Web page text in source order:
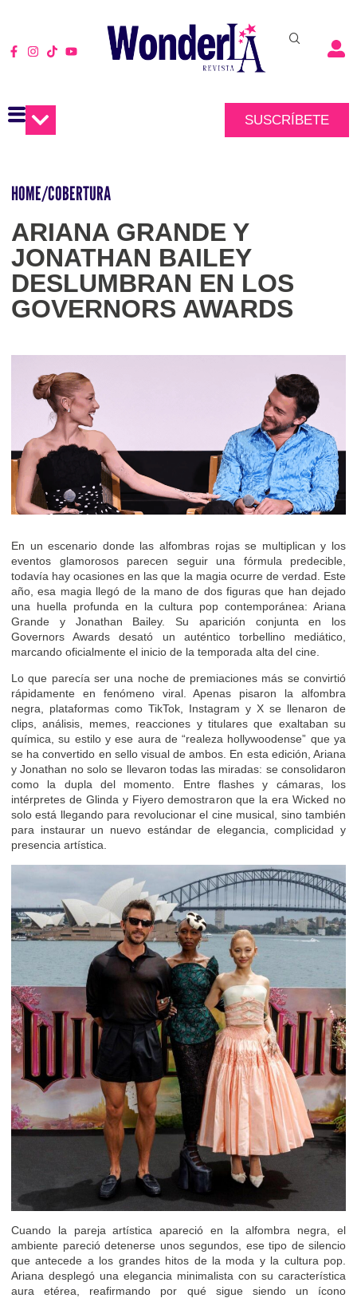
SUSCRÍBETE
HOME/COBERTURA
ARIANA GRANDE Y
JONATHAN BAILEY
DESLUMBRAN EN LOS
GOVERNORS AWARDS
En un escenario donde las alfombras rojas se multiplican y los
eventos glamorosos parecen seguir una fórmula predecible,
todavía hay ocasiones en las que la magia ocurre de verdad. Este
año, esa magia llegó de la mano de dos figuras que han dejado
una huella profunda en la cultura pop contemporánea: Ariana
Grande y Jonathan Bailey. Su aparición conjunta en los
Governors Awards desató un auténtico torbellino mediático,
marcando oficialmente el inicio de la temporada alta del cine.
Lo que parecía ser una noche de premiaciones más se convirtió
rápidamente en fenómeno viral. Apenas pisaron la alfombra
negra, plataformas como TikTok, Instagram y X se llenaron de
clips, análisis, memes, reacciones y titulares que exaltaban su
química, su estilo y ese aura de “realeza hollywoodense” que ya
se ha convertido en sello visual de ambos. En esta edición, Ariana
y Jonathan no solo se llevaron todas las miradas: se consolidaron
como la dupla del momento. Entre flashes y cámaras, los
intérpretes de Glinda y Fiyero demostraron que la era Wicked no
solo está llegando para revolucionar el cine musical, sino también
para instaurar un nuevo estándar de elegancia, complicidad y
presencia artística.
Cuando la pareja artística apareció en la alfombra negra, el
ambiente pareció detenerse unos segundos, ese tipo de silencio
que antecede a los grandes hitos de la moda y la cultura pop.
Ariana desplegó una elegancia minimalista con su característica
aura etérea, reafirmando por qué sigue siendo un ícono